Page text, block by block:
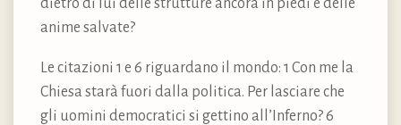
dietro di lui delle strutture ancora in piedi e delle
anime salvate?
Le citazioni 1 e 6 riguardano il mondo: 1 Con me la
Chiesa starà fuori dalla politica. Per lasciare che
gli uomini democratici si gettino all’Inferno? 6